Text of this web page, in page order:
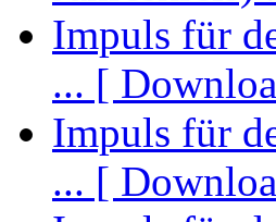
Impuls für
... [
Impuls für
... [